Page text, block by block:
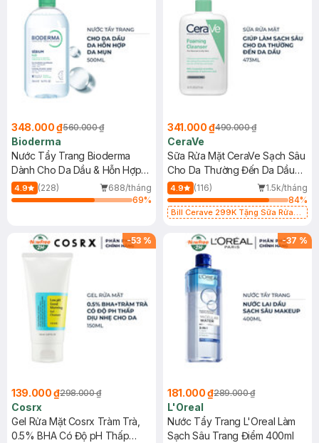
348.000 ₫560.000 ₫
Bioderma
Nước Tẩy Trang Bioderma
Dành Cho Da Dầu & Hỗn Hợp
500ml
4.9 (228)
688/tháng
69%
341.000 ₫490.000 ₫
CeraVe
Sữa Rửa Mặt CeraVe Sạch Sâu
Cho Da Thường Đến Da Dầu
473ml
4.9 (116)
1.5k/tháng
84%
Bill Cerave 299K Tặng Sữa Rửa
-53 %
139.000 ₫298.000 ₫
Cosrx
Gel Rửa Mặt Cosrx Tràm Trà,
0.5% BHA Có Độ pH Thấp
-37 %
181.000 ₫289.000 ₫
L'Oreal
Nước Tẩy Trang L'Oreal Làm
Sạch Sâu Trang Điểm 400ml